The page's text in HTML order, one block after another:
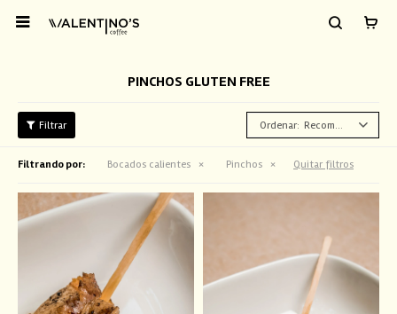

PINCHOS GLUTEN FREE
Recomendados
Filtrando por: Bocados calientes Pinchos Quitar filtros